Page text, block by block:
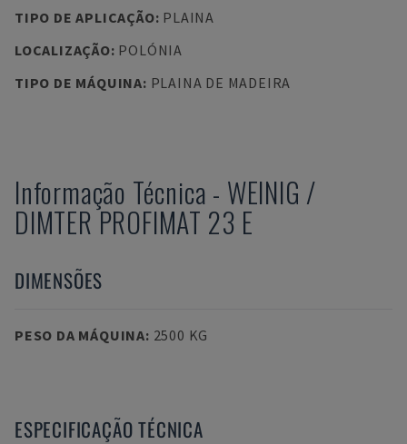
TIPO DE APLICAÇÃO: PLAINA
LOCALIZAÇÃO: POLÓNIA
TIPO DE MÁQUINA: PLAINA DE MADEIRA
Informação Técnica - WEINIG /
DIMTERPROFIMAT 23 E
DIMENSÕES
PESO DA MÁQUINA: 2500 KG
ESPECIFICAÇÃO TÉCNICA